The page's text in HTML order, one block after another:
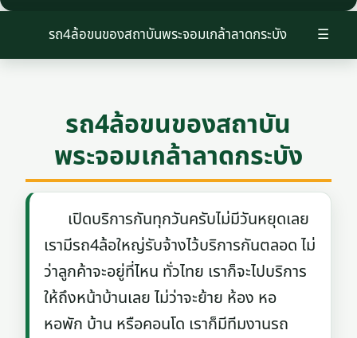
☰
รถ4ล้อขนของสถาบันพระจอมเกล้าลาดกระบัง
รถ4ล้อขนของสถาบัน
พระจอมเกล้าลาดกระบัง
เปิดบริการกันทุกวันครับไม่มีวันหยุดเลย
เรามีรถ4ล้อใหญ่รับจ้างไว้บริการกันตลอด ไม่
ว่าลูกค้าจะอยู่ที่ไหน ทั่วไทย เราก็จะไปบริการ
ให้ถึงหน้าบ้านเลย ไม่ว่าจะย้าย ห้อง หอ
หอพัก บ้าน หรือคอนโด เราก็มีทีมงานรถ